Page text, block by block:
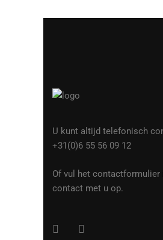
U kunt altijd telefonisch
+31(0)6 55 56 09 12
Of vul het contactformulier
contact met u op.